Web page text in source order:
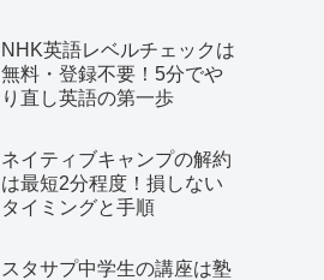
NHK英語レベルチェックは
無料・登録不要！5分でや
り直し英語の第一歩
ネイティブキャンプの解約
は最短2分程度！損しない
タイミングと手順
スタサプ中学生の講座は塾